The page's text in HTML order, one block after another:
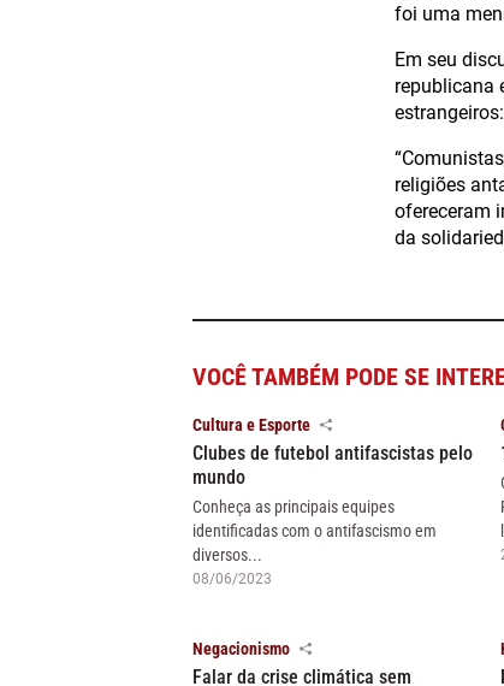
foi uma
Em seu
republicana
estrangeiros:
religiões
ofereceram
da
VOCÊ TAMBÉM PODE SE
Cultura e Esporte
Clubes de futebol antifascistas pelo
mundo
Conheça as principais equipes
identificadas com o antifascismo em
diversos...
08/06/2023
Negacionismo
Falar da crise climática sem